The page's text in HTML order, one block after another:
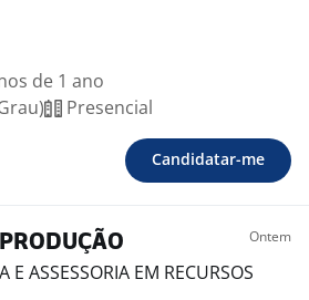
de 1 ano
Presencial
Candidatar-me
Ontem
E ASSESSORIA EM RECURSOS